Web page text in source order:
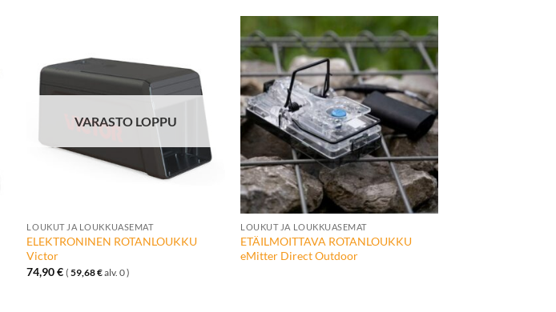
toivelistalle
VARASTO LOPPU
LOUKUT JA LOUKKUASEMAT
ELEKTRONINEN ROTANLOUKKU
Victor
74,90€ (59,68€alv. 0 )
toivelistalle
LOUKUT JA LOUKKUASEMAT
ETÄILMOITTAVA ROTANLOUKKU
eMitter Direct Outdoor